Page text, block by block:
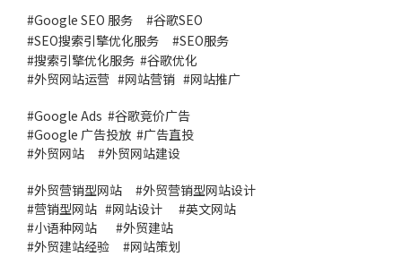
#Google SEO 服务 #谷歌SEO
#SEO搜索引擎优化服务 #SEO服务
#搜索引擎优化服务 #谷歌优化
#外贸网站运营 #网站营销 #网站推广
#Google Ads #谷歌竞价广告
#Google 广告投放 #广告直投
#外贸网站 #外贸网站建设
#外贸营销型网站 #外贸营销型网站设计
#营销型网站 #网站设计 #英文网站
#小语种网站 #外贸建站
#外贸建站经验 #网站策划